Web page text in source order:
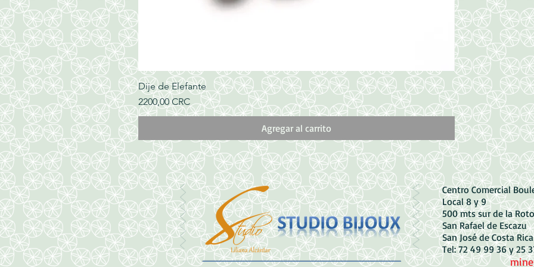
Vista rápida
Dije de Elefante
Precio
2200,00 CRC
Agregar al carrito
Dije de Corazon
Precio
1800,00 CRC
Centro Comercial
Local 8 y 9
500 mts sur de la
San Rafael de Escazu
San José de Costa Rica
Tel: 72 49 99 36 y 25